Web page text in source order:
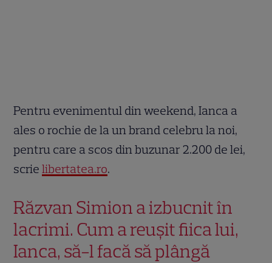
Pentru evenimentul din weekend, Ianca a
ales o rochie de la un brand celebru la noi,
pentru care a scos din buzunar 2.200 de lei,
scrielibertatea.ro.
Răzvan Simion a izbucnit în
lacrimi. Cum a reușit fiica lui,
Ianca, să-l facă să plângă